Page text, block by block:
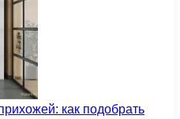
как подобрать